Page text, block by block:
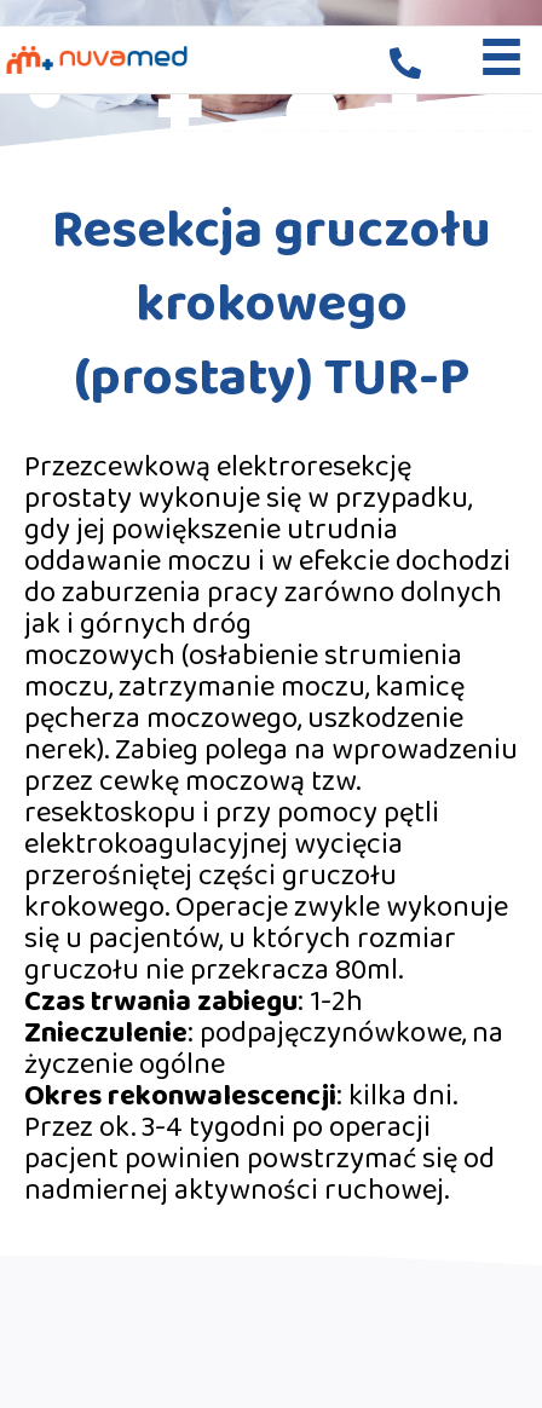
Skip
content
Resekcja gruczołu
krokowego
(prostaty) TUR-P
Przezcewkową elektroresekcję
prostaty wykonuje się w przypadku,
gdy jej powiększenie utrudnia
oddawanie moczu i w efekcie dochodzi
do zaburzenia pracy zarówno dolnych
jak i górnych dróg
moczowych (osłabienie strumienia
moczu, zatrzymanie moczu, kamicę
pęcherza moczowego, uszkodzenie
nerek). Zabieg polega na wprowadzeniu
przez cewkę moczową tzw.
resektoskopu i przy pomocy pętli
elektrokoagulacyjnej wycięcia
przerośniętej części gruczołu
krokowego. Operacje zwykle wykonuje
się u pacjentów, u których rozmiar
gruczołu nie przekracza 80ml.
Czas trwania zabiegu: 1-2h
Znieczulenie: podpajęczynówkowe, na
życzenie ogólne
Okres rekonwalescencji: kilka dni.
Przez ok. 3-4 tygodni po operacji
pacjent powinien powstrzymać się od
nadmiernej aktywności ruchowej.